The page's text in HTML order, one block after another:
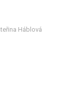
Háblová